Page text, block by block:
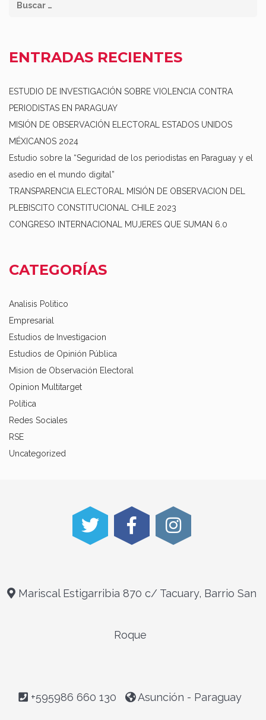
ENTRADAS RECIENTES
ESTUDIO DE INVESTIGACIÓN SOBRE VIOLENCIA CONTRA
PERIODISTAS EN PARAGUAY
MISIÓN DE OBSERVACIÓN ELECTORAL ESTADOS UNIDOS
MÉXICANOS 2024
Estudio sobre la “Seguridad de los periodistas en Paraguay y el
asedio en el mundo digital”
TRANSPARENCIA ELECTORAL MISIÓN DE OBSERVACION DEL
PLEBISCITO CONSTITUCIONAL CHILE 2023
CONGRESO INTERNACIONAL MUJERES QUE SUMAN 6.0
CATEGORÍAS
Analisis Politico
Empresarial
Estudios de Investigacion
Estudios de Opinión Pública
Mision de Observación Electoral
Opinion Multitarget
Política
Redes Sociales
RSE
Uncategorized
Mariscal Estigarribia 870 c/ Tacuary, Barrio San
Roque
+595986 660 130 Asunción - Paraguay